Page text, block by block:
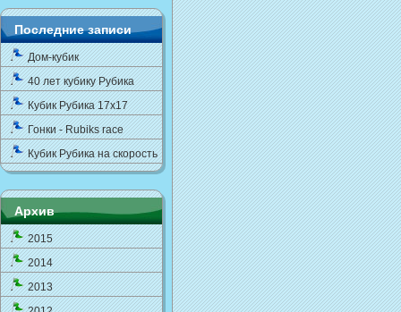
Последние записи
Дом-кубик
40 лет кубику Рубика
Кубик Рубика 17x17
Гонки - Rubiks race
Кубик Рубика на скорость
Архив
2015
2014
2013